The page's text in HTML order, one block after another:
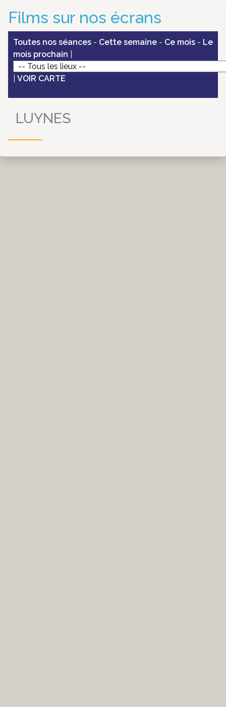
Films sur nos écrans
Toutes nos séances - Cette semaine - Ce mois - Le
mois prochain
VOIR CARTE
LUYNES